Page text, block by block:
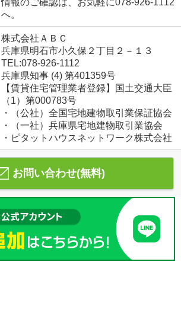
へ。
株式会社ＡＢＣ
兵庫県明石市小久保２丁目２－１３
TEL:078-926-1112
兵庫県知事 (4) 第401359号
【賃貸住宅管理業者登録】国土交通大臣
（1）第000783号
・（公社）全国宅地建物取引業保証協会
・（一社）兵庫県宅地建物取引業協会
・ピタットハウスネットワーク株式会社
お問い合わせ(無料)